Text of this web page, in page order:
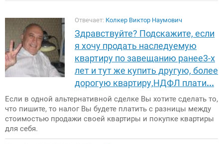
Отвечает: Колкер Виктор Наумович
Здравствуйте? Подскажите, если
я хочу продать наследуемую
квартиру по завещанию ранее3-х
лет и тут же купить другую, более
дорогую квартиру,НДФЛ плати...
Если в одной альтернативной сделке Вы хотите сделать то,
что пишите, то налог Вы будете платить с разницы между
стоимостью продажи своей квартиры и покупке квартиры
для себя.